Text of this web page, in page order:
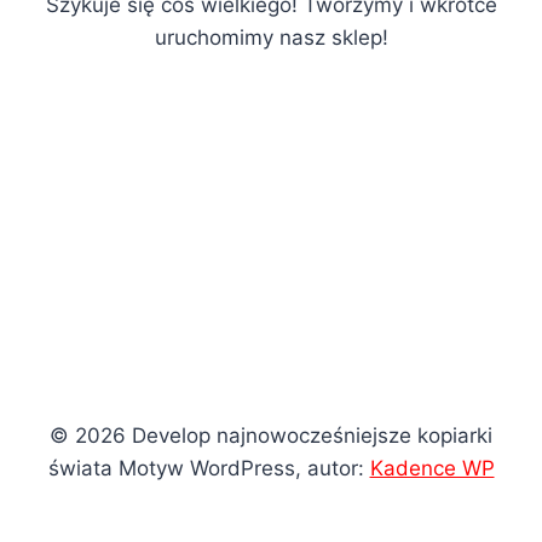
uruchomimy nasz sklep!
© 2026 Develop najnowocześniejsze kopiarki
świata Motyw WordPress, autor: Kadence WP